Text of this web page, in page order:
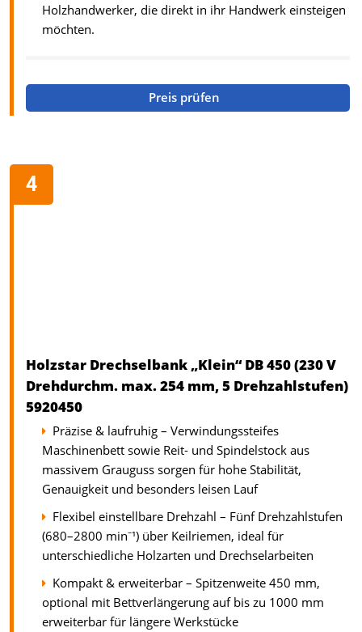
Holzhandwerker, die direkt in ihr Handwerk einsteigen
möchten.
Preis prüfen
Holzstar Drechselbank „Klein“ DB 450 (230 V
Drehdurchm. max. 254 mm, 5 Drehzahlstufen)
5920450
Präzise & laufruhig – Verwindungssteifes
Maschinenbett sowie Reit- und Spindelstock aus
massivem Grauguss sorgen für hohe Stabilität,
Genauigkeit und besonders leisen Lauf
Flexibel einstellbare Drehzahl – Fünf Drehzahlstufen
(680–2800 min⁻¹) über Keilriemen, ideal für
unterschiedliche Holzarten und Drechselarbeiten
Kompakt & erweiterbar – Spitzenweite 450 mm,
optional mit Bettverlängerung auf bis zu 1000 mm
erweiterbar für längere Werkstücke